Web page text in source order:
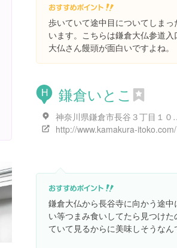
歩いていて途中目についてしま
います。こちらは鎌倉大仏参道入
大仏さん饅頭が面白いですよね。
H 鎌倉いとこ
神奈川県
http://www.kamakura-itoko.com/
鎌倉大仏から長谷寺に向かう途
い等つまみ食いしてたら見つけ
ていて見るからに美味しそうなん